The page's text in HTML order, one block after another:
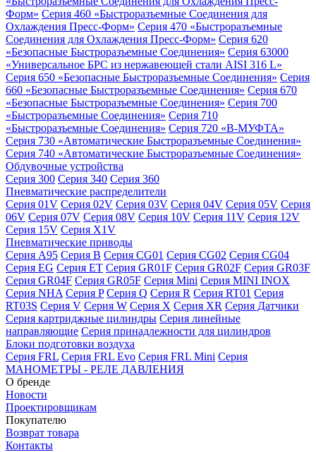
Форм» Серия 460 «Быстроразъемные Соединения для
Охлаждения Пресс-Форм» Серия 470 «Быстроразъемные
Соединения для Охлаждения Пресс-Форм» Серия 620
«Безопасные Быстроразъемные Соединения» Серия 63000
«Универсальное БРС из нержавеющей стали AISI 316 L»
Серия 650 «Безопасные Быстроразъемные Соединения» Серия
660 «Безопасные Быстроразъемные Соединения» Серия 670
«Безопасные Быстроразъемные Соединения» Серия 700
«Быстроразъемные Соединения» Серия 710
«Быстроразъемные Соединения» Серия 720 «B-МУФТА»
Серия 730 «Автоматические Быстроразъемные Соединения»
Серия 740 «Автоматические Быстроразъемные Соединения»
Обдувочные устройства
Серия 300 Серия 340 Серия 360
Пневматические распределители
Серия 01V Серия 02V Серия 03V Серия 04V Серия 05V Серия
06V Серия 07V Серия 08V Серия 10V Серия 11V Серия 12V
Серия 15V Серия X1V
Пневматические приводы
Серия A95 Серия B Серия CG01 Серия CG02 Серия CG04
Серия EG Серия ET Серия GR01F Серия GR02F Серия GR03F
Серия GR04F Серия GR05F Серия Mini Серия MINI INOX
Серия NHA Серия P Серия Q Серия R Серия RT01 Серия
RT03S Серия V Серия W Серия X Серия XR Серия Датчики
Серия картриджные цилиндры Серия линейные
направляющие Серия принадлежности для цилиндров
Блоки подготовки воздуха
Серия FRL Серия FRL Evo Серия FRL Mini Серия
МАНОМЕТРЫ - РЕЛЕ ДАВЛЕНИЯ
О бренде
Новости
Проектировщикам
Покупателю
Возврат товара
Контакты